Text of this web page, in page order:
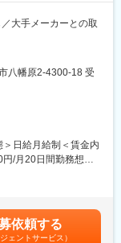
CRAへのキャリアチ
ャレンジされている
ステップアップが
績あり
あります。
いく中で評価が積み
大手メーカーとの取
を実施する予定で
八幡原2-4300-18 受
日給月給制＜賃金内
/月20日間勤務想定
。依頼する
ジェントサービス）